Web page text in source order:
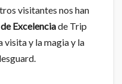
visitantes nos han
Excelenciade Trip
visita y la magia y la